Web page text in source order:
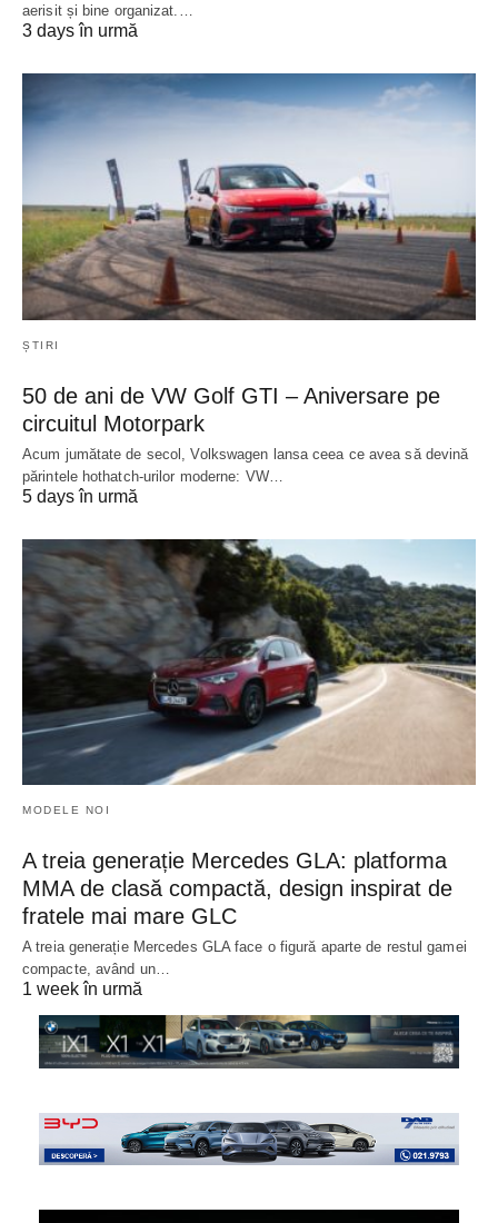
aerisit și bine organizat.…
3 days în urmă
ȘTIRI
50 de ani de VW Golf GTI – Aniversare pe
circuitul Motorpark
Acum jumătate de secol, Volkswagen lansa ceea ce avea să devină
părintele hothatch-urilor moderne: VW…
5 days în urmă
MODELE NOI
A treia generație Mercedes GLA: platforma
MMA de clasă compactă, design inspirat de
fratele mai mare GLC
A treia generație Mercedes GLA face o figură aparte de restul gamei
compacte, având un…
1 week în urmă